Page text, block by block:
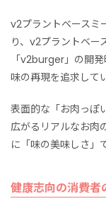
v2プラントベースミ
り、v2プラントベー
「v2burger」の開
味の再現を追求して
表面的な「お肉っぽ
広がるリアルなお肉
に「味の美味しさ」
健康志向の消費者